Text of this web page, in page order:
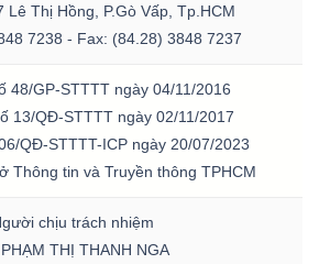
Lê Thị Hồng, P.Gò Vấp, Tp.HCM
7238 - Fax: (84.28) 3848 7237
48/GP-STTTT ngày 04/11/2016
13/QĐ-STTTT ngày 02/11/2017
QĐ-STTTT-ICP ngày 20/07/2023
Thông tin và Truyền thông TPHCM
chịu trách nhiệm
THỊ THANH NGA